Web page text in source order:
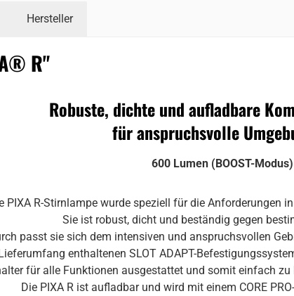
Hersteller
R"
Robuste, dichte und aufladbare
für anspruchsvolle
600 Lumen (BOOST-Modus)
PIXA R-Stirnlampe wurde speziell für die Anforderungen
Sie ist robust, dicht und beständig gegen
passt sie sich dem intensiven und anspruchsvollen
enthaltenen SLOT ADAPT-
für alle Funktionen ausgestattet und somit einfach
Die PIXA R ist aufladbar und wird mit einem CORE